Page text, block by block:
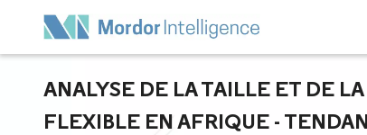
ANALYSE DE LA TAILLE ET DE
FLEXIBLE EN AFRIQUE -